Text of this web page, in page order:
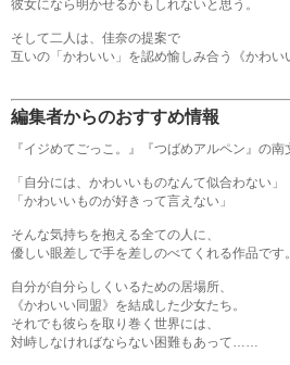
彼女になら明かせるかもしれないと思う。
そして二人は、佳奈の提案で
互いの「かわいい」を認め愉しみ合う《かわ
編集者からのおすすめ情報
『イジめてごっこ。』『つばめアルペン』の南
「自分には、かわいいものなんて似合わない」
「かわいいものが好きって言えない」
そんな気持ちを抱える全ての人に、
優しい眼差しで手を差しのべてくれる作品です。
自分が自分らしくいるための居場所、
《かわいい同盟》を結成した少女たち。
それでも彼らを取り巻く世界には、
対峙しなければならない困難もあって……